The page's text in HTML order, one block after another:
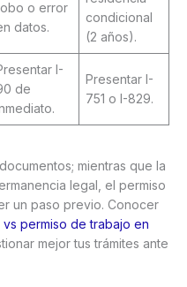
o error
datos.
condicional
(2 años).
I-
de
Presentar I-
751 o I-829.
mientras que la
legal, el permiso
un paso previo. Conocer
vs permiso de trabajo en
mejor tus trámites ante